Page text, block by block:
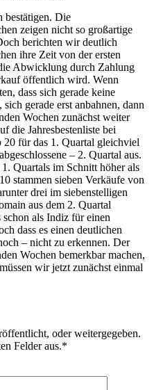
bestätigen. Die
zeigen nicht so großartige
berichten wir deutlich
ihre Zeit von der ersten
Abwicklung durch Zahlung
öffentlich wird. Wenn
dass sich gerade keine
gerade erst anbahnen, dann
Wochen zunächst weiter
die Jahresbestenliste bei
für das 1. Quartal gleichviel
– 2. Quartal aus.
Quartals im Schnitt höher als
stammen sieben Verkäufe von
drei im siebenstelligen
aus dem 2. Quartal
als Indiz für einen
dass es einen deutlichen
– nicht zu erkennen. Der
Wochen bemerkbar machen,
wir jetzt zunächst einmal
oder weitergegeben.
Felder aus.*